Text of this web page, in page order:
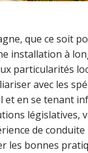
que ce soit
installation à
particularités
avec les
et en se tenant
législatives,
de
les bonnes